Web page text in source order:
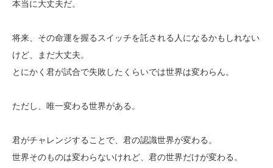
本当に大丈夫だ。
将来、その命運を握るスイッチを託される人になるかもしれない
けど、まだ大丈夫。
とにかく君が試合で失敗したくらいでは世界は変わらん。
ただし、唯一変わる世界がある。
君がチャレンジすることで、君の認識世界が変わる。
世界そのものは変わらないけれど、君の世界だけが変わる。